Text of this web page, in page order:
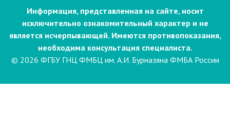
Информация, представленная на сайте, носит
исключительно ознакомительный характер и не
является исчерпывающей. Имеются противопоказания,
необходима консультация специалиста.
© 2026 ФГБУ ГНЦ ФМБЦ им. А.И. Бурназяна ФМБА России